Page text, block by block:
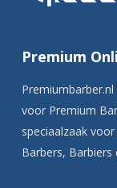
Premium
voor Premium
speciaalzaak
Barbers, Barbiers